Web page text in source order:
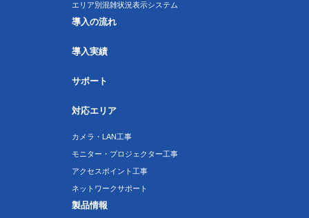
エリア別混雑状況表示システム
導入の流れ
導入実績
サポート
対応エリア
カメラ・LAN工事
モニター・プロジェクター工事
アクセスポイント工事
ネットワークサポート
製品情報